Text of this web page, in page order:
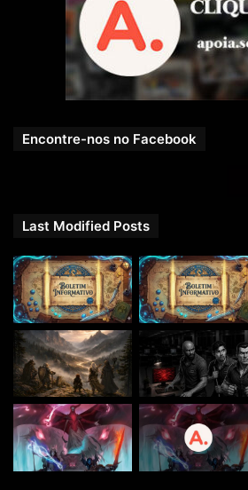
(interpretado por
Tiago Andre
NPCs, interpretados por
Imagem do Maptool – Goblins dormindo
Encontre-nos no Facebook
Last Modified Posts